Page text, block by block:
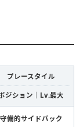
プレースタイル
ジション｜Lv.最大
守備的サイドバック